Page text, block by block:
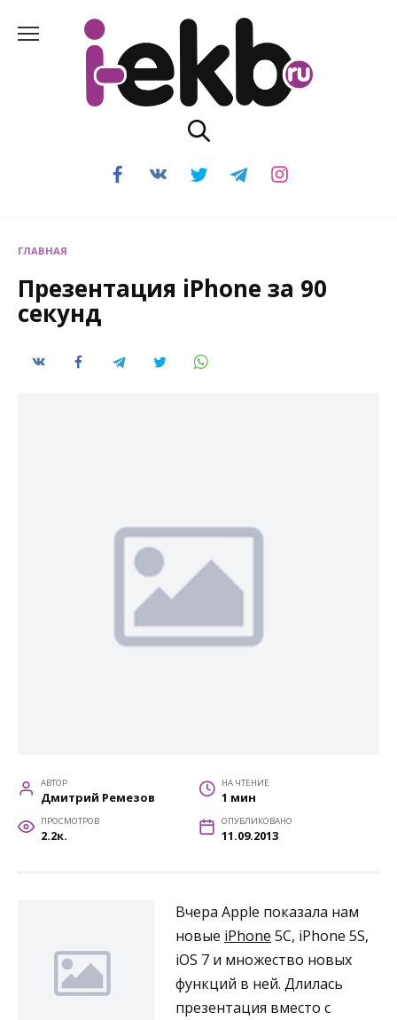
содержанию
ГЛАВНАЯ
Презентация iPhone за 90
секунд
АВТОР
Дмитрий Ремезов
НА ЧТЕНИЕ
1 мин
ПРОСМОТРОВ
2.2к.
ОПУБЛИКОВАНО
11.09.2013
Вчера Apple показала нам
новые iPhone 5C, iPhone 5S,
iOS 7 и множество новых
функций в ней. Длилась
презентация вместо с